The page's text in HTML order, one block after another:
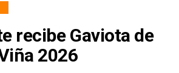
recibe Gaviota de
2026